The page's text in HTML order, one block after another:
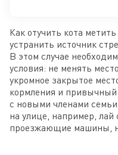
Как отучить кота
устранить источник
В этом случае
условия: не менять
укромное закрытое
кормления и
с новыми членами
на улице, например, лай
проезжающие машины,